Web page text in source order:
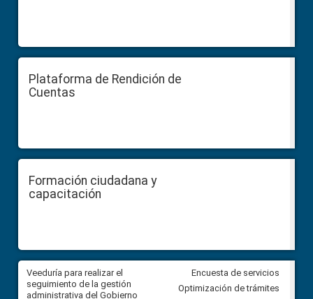
Plataforma de Rendición de
Cuentas
Formación ciudadana y
capacitación
Veeduría para realizar el
seguimiento de la gestión
administrativa del Gobierno
Veeduría para vigilar los
derivados de la Audiencia
Encuesta de servicios
Optimización de trámites